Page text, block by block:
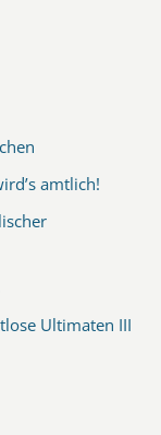
amtlich!
Ultimaten III